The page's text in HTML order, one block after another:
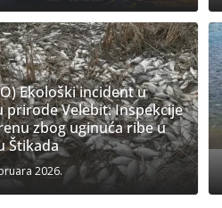
Ekološki incident u
prirode Velebit: Inspekcije
zbog uginuća ribe u
Štikada
2026.